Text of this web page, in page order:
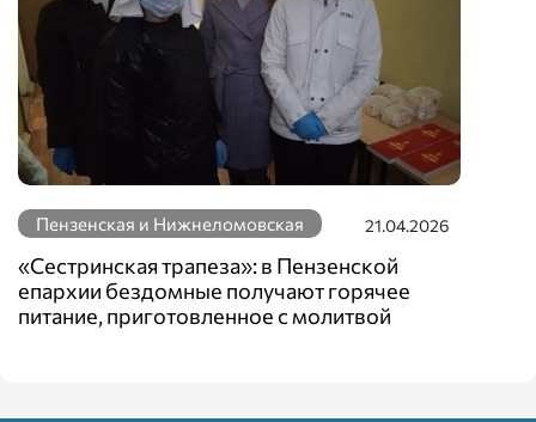
Пензенская и Нижнеломовская 21.04.2026
«Сестринская трапеза»: в Пензенской
епархии бездомные получают горячее
питание, приготовленное с молитвой